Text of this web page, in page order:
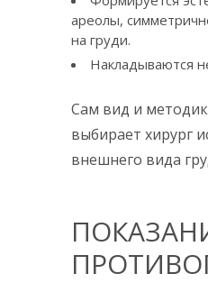
ареолы,
на груди.
Накладываются
Сам вид и
выбирает хирург
внешнего вида